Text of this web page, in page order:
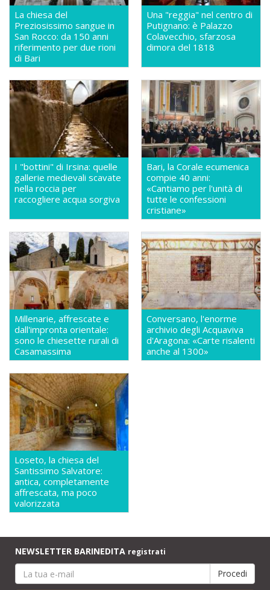
La chiesa del
Preziosissimo sangue in
San Rocco: da 150 anni
riferimento per due rioni
di Bari
Una "reggia" nel centro di
Putignano: è Palazzo
Colavecchio, sfarzosa
dimora del 1818
I "bottini" di Irsina: quelle
gallerie medievali scavate
nella roccia per
raccogliere acqua sorgiva
Bari, la Corale ecumenica
compie 40 anni:
«Cantiamo per l'unità di
tutte le confessioni
cristiane»
Millenarie, affrescate e
dall'impronta orientale:
sono le chiesette rurali di
Casamassima
Conversano, l'enorme
archivio degli Acquaviva
d'Aragona: «Carte risalenti
anche al 1300»
Loseto, la chiesa del
Santissimo Salvatore:
antica, completamente
affrescata, ma poco
valorizzata
NEWSLETTER BARINEDITA registrati